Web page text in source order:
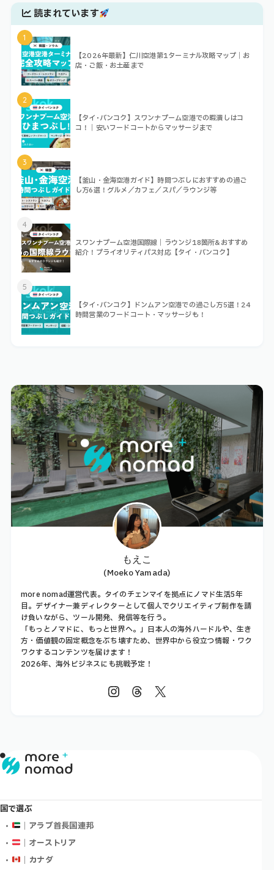
読まれています
1
【2026年最新】仁川空港第1ターミナル攻略マップ｜お
店・ご飯・お土産まで
2
【タイ･バンコク】スワンナプーム空港での暇潰しはコ
コ！｜安いフードコートからマッサージまで
3
【釜山・金海空港ガイド】時間つぶしにおすすめの過ご
し方6選！グルメ／カフェ／スパ／ラウンジ等
4
スワンナプーム空港国際線｜ラウンジ18箇所&おすすめ
紹介！プライオリティパス対応【タイ・バンコク】
5
【タイ･バンコク】ドンムアン空港での過ごし方5選！24
時間営業のフードコート・マッサージも！
もえこ
(Moeko Yamada)
more nomad運営代表。タイのチェンマイを拠点にノマド生活5年
目。デザイナー兼ディレクターとして個人でクリエイティブ制作を請
け負いながら、ツール開発、発信等を行う。
「もっとノマドに、もっと世界へ。」日本人の海外ハードルや、生き
方・価値観の固定概念をぶち壊すため、世界中から役立つ情報・ワク
ワクするコンテンツを届けます！
2026年、海外ビジネスにも挑戦予定！
国で選ぶ
｜アラブ首長国連邦
｜オーストリア
｜カナダ